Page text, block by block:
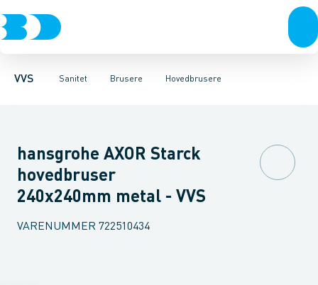
VVS Sanitet
Rør & fittingsPressfittings & rørKuglehaner & ventiler
Brusere
Toiletter, sæder og cisterner VaskeArmaturer
Hovedbrusere
HåndbrusereBruseslanger BrusesætBrusestænger
hansgrohe AXOR Starck
hovedbruser
240x240mm metal - VVS
VARENUMMER 722510434